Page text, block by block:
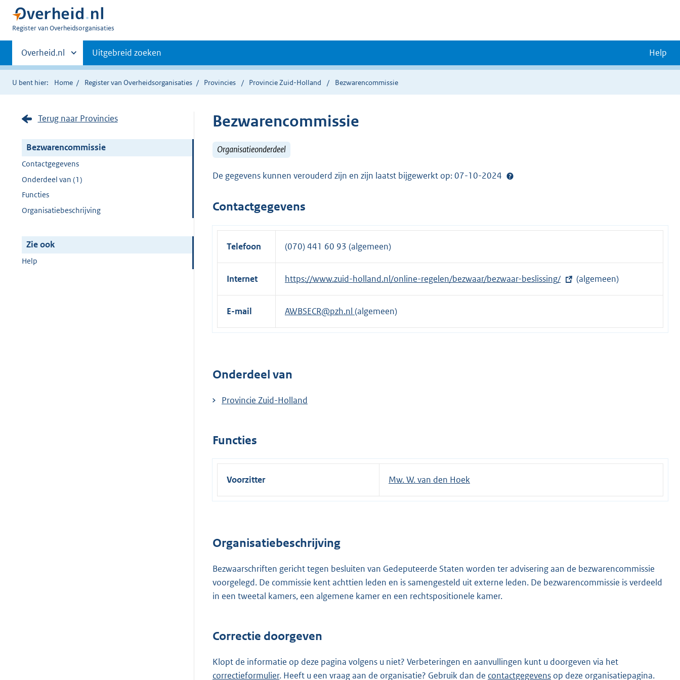
U
Register van Overheidsorganisaties
Primaire
navigatie
Andere
sites
binnen
Overheid.nl Uitgebreid zoeken Help
U bent hier: Home Register van Overheidsorganisaties Provincies Provincie Zuid-Holland Bezwarencommissie
Terug naar Provincies
Bezwarencommissie
Contactgegevens
Onderdeel van (1)
Functies
Organisatiebeschrijving
Zie ook
Help
Bezwarencommissie
Organisatieonderdeel
De gegevens kunnen verouderd zijn en zijn laatst bijgewerkt op: 07-10-2024
Contactgegevens
Telefoon (070) 441 60 93 (algemeen)
Internet
E
x
t
r
l
n
https://www.zuid-holland.nl/online-regelen/bezwaar/bezwaar-beslissing/ (algemeen)
E-mail AWBSECR@pzh.nl (algemeen)
Onderdeel van
Provincie Zuid-Holland
Functies
Voorzitter Mw. W. van den Hoek
Organisatiebeschrijving
Bezwaarschriften gericht tegen besluiten van Gedeputeerde Staten worden ter advisering aan de bezwarencommissie
voorgelegd. De commissie kent achttien leden en is samengesteld uit externe leden. De bezwarencommissie is verdeeld
in een tweetal kamers, een algemene kamer en een rechtspositionele kamer.
Correctie doorgeven
Klopt de informatie op deze pagina volgens u niet? Verbeteringen en aanvullingen kunt u doorgeven via het
correctieformulier. Heeft u een vraag aan de organisatie? Gebruik dan de contactgegevens op deze organisatiepagina.